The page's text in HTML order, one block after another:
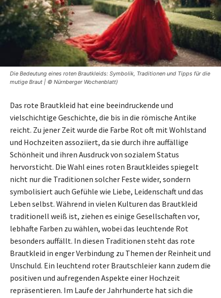
Die Bedeutung eines roten Brautkleids: Symbolik, Traditionen und Tipps für die
mutige Braut | © Nürnberger Wochenblatt)
Das rote Brautkleid hat eine beeindruckende und
vielschichtige Geschichte, die bis in die römische Antike
reicht. Zu jener Zeit wurde die Farbe Rot oft mit Wohlstand
und Hochzeiten assoziiert, da sie durch ihre auffällige
Schönheit und ihren Ausdruck von sozialem Status
hervorsticht. Die Wahl eines roten Brautkleides spiegelt
nicht nur die Traditionen solcher Feste wider, sondern
symbolisiert auch Gefühle wie Liebe, Leidenschaft und das
Leben selbst. Während in vielen Kulturen das Brautkleid
traditionell weiß ist, ziehen es einige Gesellschaften vor,
lebhafte Farben zu wählen, wobei das leuchtende Rot
besonders auffällt. In diesen Traditionen steht das rote
Brautkleid in enger Verbindung zu Themen der Reinheit und
Unschuld. Ein leuchtend roter Brautschleier kann zudem die
positiven und aufregenden Aspekte einer Hochzeit
repräsentieren. Im Laufe der Jahrhunderte hat sich die